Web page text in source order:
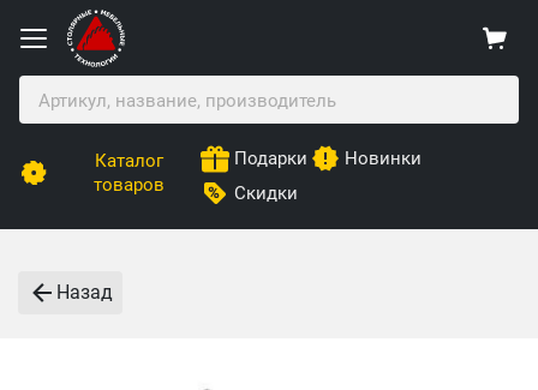
Каталог
товаров
Подарки
Новинки
Скидки
Назад